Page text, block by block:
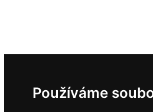
Používáme